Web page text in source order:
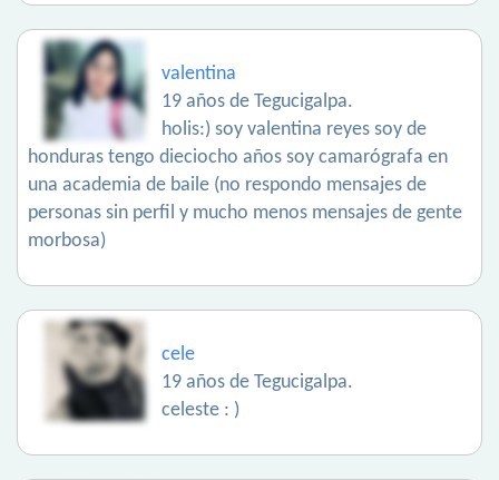
valentina
19 años de Tegucigalpa.
holis:) soy valentina reyes soy de
honduras tengo dieciocho años soy camarógrafa en
una academia de baile (no respondo mensajes de
personas sin perfil y mucho menos mensajes de gente
morbosa)
cele
19 años de Tegucigalpa.
celeste : )